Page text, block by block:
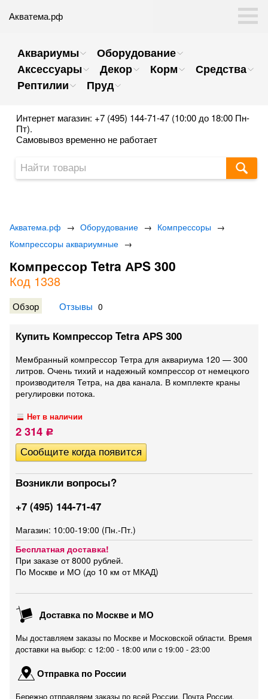
Акватема.рф
Аквариумы
Оборудование
Аксессуары
Декор Корм
Средства
Рептилии
Пруд
Интернет магазин: +7 (495) 144-71-47 (10:00 до 18:00 Пн-
Пт).
Самовывоз временно не работает
Акватема.рф → Оборудование → Компрессоры →
Компрессоры аквариумные →
Компрессор Tetra АРS 300
Код 1338
Обзор Отзывы 0
Купить Компрессор Tetra АРS 300
Мембранный компрессор Тетра для аквариума 120 — 300
литров. Очень тихий и надежный компрессор от немецкого
производителя Тетра, на два канала. В комплекте краны
регулировки потока.
Нет в наличии
2 314 Р
Возникли вопросы?
+7 (495) 144-71-47
Магазин: 10:00-19:00 (Пн.-Пт.)
Бесплатная доставка!
При заказе от 8000 рублей.
По Москве и МО (до 10 км от МКАД)
Доставка по Москве и МО
Мы доставляем заказы по Москве и Московской области. Время
доставки на выбор: с 12:00 - 18:00 или c 19:00 - 23:00
Отправка по России
Бережно отправляем заказы по всей России. Почта России,